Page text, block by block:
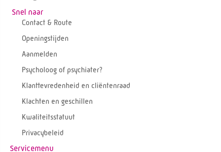
Snel naar
Contact & Route
Openingstijden
Aanmelden
Psycholoog of psychiater?
Klanttevredenheid en cliëntenraad
Klachten en geschillen
Kwaliteitsstatuut
Privacybeleid
Servicemenu